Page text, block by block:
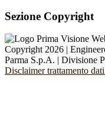
Sezione Copyright
Copyright 2026 |
Parma S.p.A. | Divisione
Disclaimer trattamento